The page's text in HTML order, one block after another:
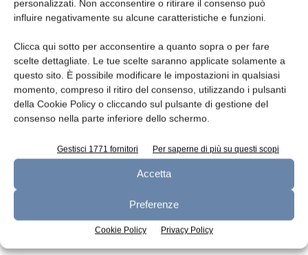
personalizzati. Non acconsentire o ritirare il consenso può
influire negativamente su alcune caratteristiche e funzioni.
Clicca qui sotto per acconsentire a quanto sopra o per fare
scelte dettagliate. Le tue scelte saranno applicate solamente a
questo sito. È possibile modificare le impostazioni in qualsiasi
momento, compreso il ritiro del consenso, utilizzando i pulsanti
della Cookie Policy o cliccando sul pulsante di gestione del
consenso nella parte inferiore dello schermo.
Gestisci 1771 fornitori Per saperne di più su questi scopi
Accetta
Preferenze
Cookie Policy Privacy Policy
n.7 - Luglio 2026 n.6 - Giugno 2026